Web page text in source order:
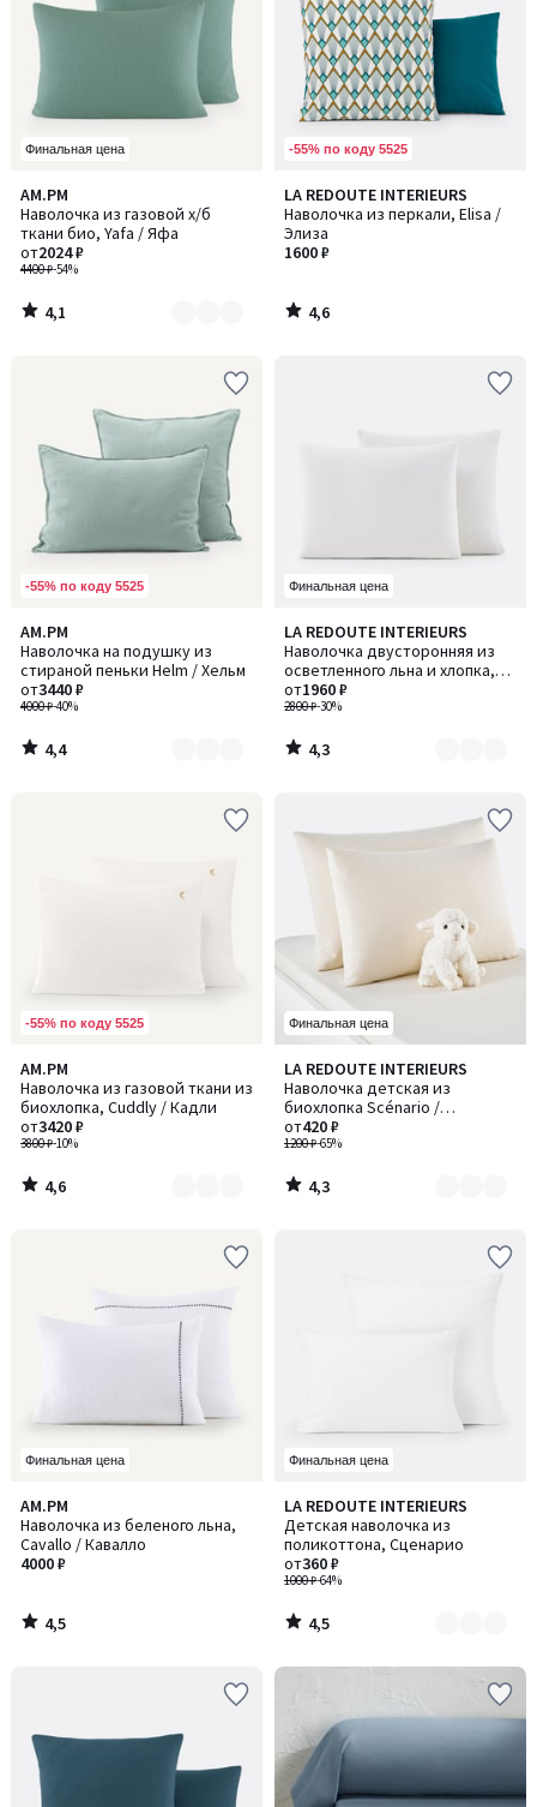
Финальная цена
AM.PM
Наволочка из газовой х/б
ткани био, Yafa / Яфа
4400 ₽-54%
от2024 ₽
4,1
/ 5
Количество
цветов:
4
4,1
/
-55% по коду 5525
LA REDOUTE INTERIEURS
Наволочка из перкали, Elisa /
Элиза
1600 ₽
4,6
/ 5
4,6
/
-55% по коду 5525
AM.PM
Наволочка на подушку из
стираной пеньки Helm / Хельм
4000 ₽-40%
от3440 ₽
4,4
/ 5
Количество
цветов:
4
4,4
/
Финальная цена
LA REDOUTE INTERIEURS
Наволочка двусторонняя из
осветленного льна и хлопка,
Annaba / Аннаба
2800 ₽-30%
от1960 ₽
4,3
/ 5
Количество
цветов:
2
4,3
/
-55% по коду 5525
AM.PM
Наволочка из газовой ткани из
биохлопка, Cuddly / Кадли
3800 ₽-10%
от3420 ₽
4,6
/ 5
Количество
цветов:
2
4,6
/
Финальная цена
LA REDOUTE INTERIEURS
Наволочка детская из
биохлопка Scénario /
Сценарио
1200 ₽-65%
от420 ₽
4,3
/ 5
Количество
цветов:
2
4,3
/
Финальная цена
AM.PM
Наволочка из беленого льна,
Cavallo / Кавалло
4000 ₽
4,5
/ 5
4,5
/
Финальная цена
LA REDOUTE INTERIEURS
Детская наволочка из
поликоттона, Сценарио
1000 ₽-64%
от360 ₽
4,5
/ 5
Количество
цветов:
6
4,5
/